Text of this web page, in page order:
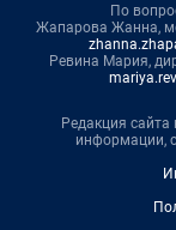
По
Жапарова Жанна,
Ревина Мария,
Редакция сайта
информации,